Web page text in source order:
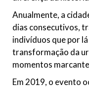
Anualmente, a
dias consecutivos,
indivíduos que por
transformação da
momentos
Em 2019, o evento